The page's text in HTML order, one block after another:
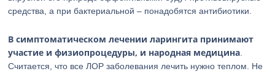
средства, а при бактериальной – понадобятся антибиотики.
В симптоматическом лечении ларингита принимают
участие и физиопроцедуры, и народная медицина
Считается, что все ЛОР заболевания лечить нужно теплом. Не